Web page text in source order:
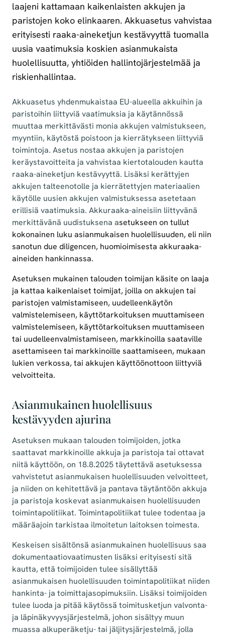
laajeni kattamaan kaikenlaisten akkujen ja
paristojen koko elinkaaren. Akkuasetus vahvistaa
erityisesti raaka-aineketjun kestävyyttä tuomalla
uusia vaatimuksia koskien asianmukaista
huolellisuutta, yhtiöiden hallintojärjestelmää ja
riskienhallintaa.
Akkuasetus yhdenmukaistaa EU-alueella akkuihin ja
paristoihin liittyviä vaatimuksia ja käytännössä
muuttaa merkittävästi monia akkujen valmistukseen,
myyntiin, käytöstä poistoon ja kierrätykseen liittyviä
toimintoja. Asetus nostaa akkujen ja paristojen
keräystavoitteita ja vahvistaa kiertotalouden kautta
raaka-aineketjun kestävyyttä. Lisäksi kerättyjen
akkujen talteenotolle ja kierrätettyjen materiaalien
käytölle uusien akkujen valmistuksessa asetetaan
erillisiä vaatimuksia. Akkuraaka-aineisiin liittyvänä
merkittävänä uudistuksena asetukseen on tullut
kokonainen luku asianmukaisen huolellisuuden, eli niin
sanotun due diligencen, huomioimisesta akkuraaka-
aineiden hankinnassa.
Asetuksen mukainen talouden toimijan käsite on laaja
ja kattaa kaikenlaiset toimijat, joilla on akkujen tai
paristojen valmistamiseen, uudelleenkäytön
valmistelemiseen, käyttötarkoituksen muuttamiseen
valmistelemiseen, käyttötarkoituksen muuttamiseen
tai uudelleenvalmistamiseen, markkinoilla saataville
asettamiseen tai markkinoille saattamiseen, mukaan
lukien verkossa, tai akkujen käyttöönottoon liittyviä
velvoitteita.
Asianmukainen huolellisuus
kestävyyden ajurina
Asetuksen mukaan talouden toimijoiden, jotka
saattavat markkinoille akkuja ja paristoja tai ottavat
niitä käyttöön, on 18.8.2025 täytettävä asetuksessa
vahvistetut asianmukaisen huolellisuuden velvoitteet,
ja niiden on kehitettävä ja pantava täytäntöön akkuja
ja paristoja koskevat asianmukaisen huolellisuuden
toimintapolitiikat. Toimintapolitiikat tulee todentaa ja
määräajoin tarkistaa ilmoitetun laitoksen toimesta.
Keskeisen sisältönsä asianmukainen huolellisuus saa
dokumentaatiovaatimusten lisäksi erityisesti sitä
kautta, että toimijoiden tulee sisällyttää
asianmukaisen huolellisuuden toimintapolitiikat niiden
hankinta- ja toimittajasopimuksiin. Lisäksi toimijoiden
tulee luoda ja pitää käytössä toimitusketjun valvonta-
ja läpinäkyvyysjärjestelmä, johon sisältyy muun
muassa alkuperäketju- tai jäljitysjärjestelmä, jolla